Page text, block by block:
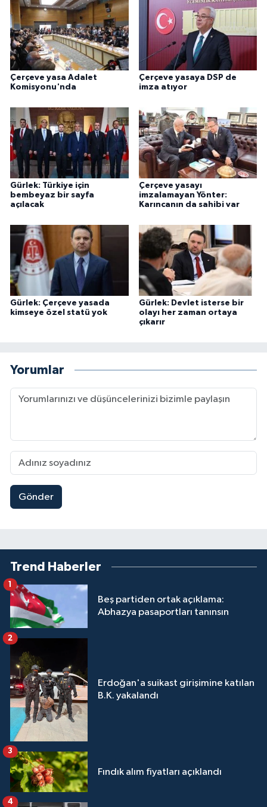
Çerçeve yasa Adalet
Komisyonu'nda
Çerçeve yasaya DSP de
imza atıyor
Gürlek: Türkiye için
bembeyaz bir sayfa
açılacak
Çerçeve yasayı
imzalamayan Yönter:
Karıncanın da sahibi var
Gürlek: Çerçeve yasada
kimseye özel statü yok
Gürlek: Devlet isterse bir
olayı her zaman ortaya
çıkarır
Yorumlar
Gönder
Trend Haberler
Beş partiden ortak açıklama:
Abhazya pasaportları tanınsın
1
Erdoğan'a suikast girişimine katılan
B.K. yakalandı
2
Fındık alım fiyatları açıklandı
3
4